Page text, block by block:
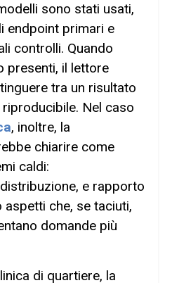
sono stati usati,
endpoint primari e
controlli. Quando
presenti, il lettore
tra un risultato
Nel caso
, inoltre, la
chiarire come
caldi:
e rapporto
che, se taciuti,
domande più
di quartiere, la